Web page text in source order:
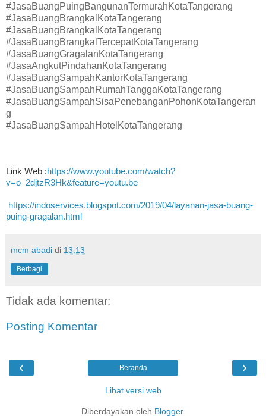
#JasaBuangPuingBangunanTermurahKotaTangerang
#JasaBuangBrangkalKotaTangerang
#JasaBuangBrangkalKotaTangerang
#JasaBuangBrangkalTercepatKotaTangerang
#JasaBuangGragalanKotaTangerang
#JasaAngkutPindahanKotaTangerang
#JasaBuangSampahKantorKotaTangerang
#JasaBuangSampahRumahTanggaKotaTangerang
#JasaBuangSampahSisaPenebanganPohonKotaTangeran
g
#JasaBuangSampahHotelKotaTangerang
Link Web :https://www.youtube.com/watch?
v=o_2djtzR3Hk&feature=youtu.be
https://indoservices.blogspot.com/2019/04/layanan-jasa-buang-
puing-gragalan.html
mcm abadi di 13.13
Berbagi
Tidak ada komentar:
Posting Komentar
‹ ›
Beranda
Lihat versi web
Diberdayakan oleh Blogger.